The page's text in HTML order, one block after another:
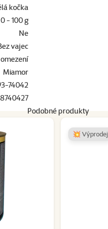
kočka
0 - 100 g
Ne
vajec
omezení
Miamor
74042
Podobné produkty
💥 Výprodej